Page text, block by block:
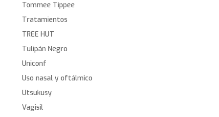
Tommee Tippee
Tratamientos
TREE HUT
Tulipán Negro
Uniconf
Uso nasal y oftálmico
Utsukusy
Vagisil